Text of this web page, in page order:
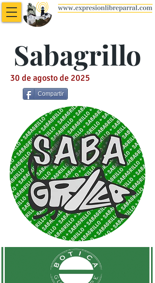
Sabagrillo
30 de agosto de 2025
Compartir